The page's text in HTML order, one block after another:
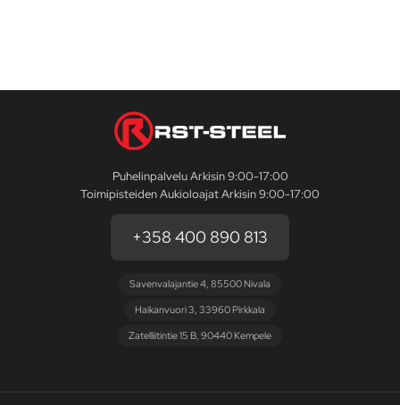
Puhelinpalvelu Arkisin 9:00-17:00
Toimipisteiden Aukioloajat Arkisin 9:00-17:00
+358 400 890 813
Savenvalajantie 4, 85500 Nivala
Haikanvuori 3, 33960 Pirkkala
Zatelliitintie 15 B, 90440 Kempele